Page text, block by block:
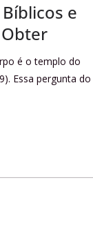
e
é o templo do
Essa pergunta do